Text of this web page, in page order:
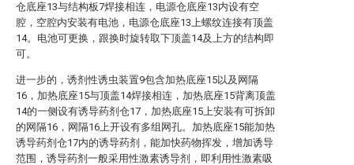
仓底座13与结构板7焊接相连，电源仓底座13内设有空
腔，空腔内安装有电池，电源仓底座13上螺纹连接有顶盖
14。电池可更换，跟换时旋转取下顶盖14及上方的结构即
可。
进一步的，诱剂性诱虫装置9包含加热底座15以及网隔
16，加热底座15与顶盖14焊接相连，加热底座15背离顶盖
14的一侧设有诱导药剂仓17，加热底座15上安装有可拆卸
的网隔16，网隔16上开设有多组网孔。加热底座15能加热
诱导药剂仓17内的诱导药剂，能加快药物挥发，增加诱导
范围，诱导药剂一般采用性激素诱导剂，即利用性激素吸